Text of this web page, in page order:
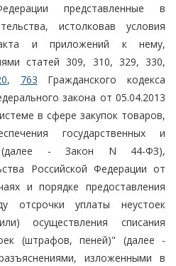
представленные в
истолковав условия
и приложений к нему,
статей 309, 310, 329, 330,
, 763 Гражданского кодекса
закона от 05.04.2013
в сфере закупок товаров,
государственных и
(далее - Закон N 44-ФЗ),
Российской Федерации от
и порядке предоставления
отсрочки уплаты неустоек
осуществления списания
(штрафов, пеней)" (далее -
изложенными в